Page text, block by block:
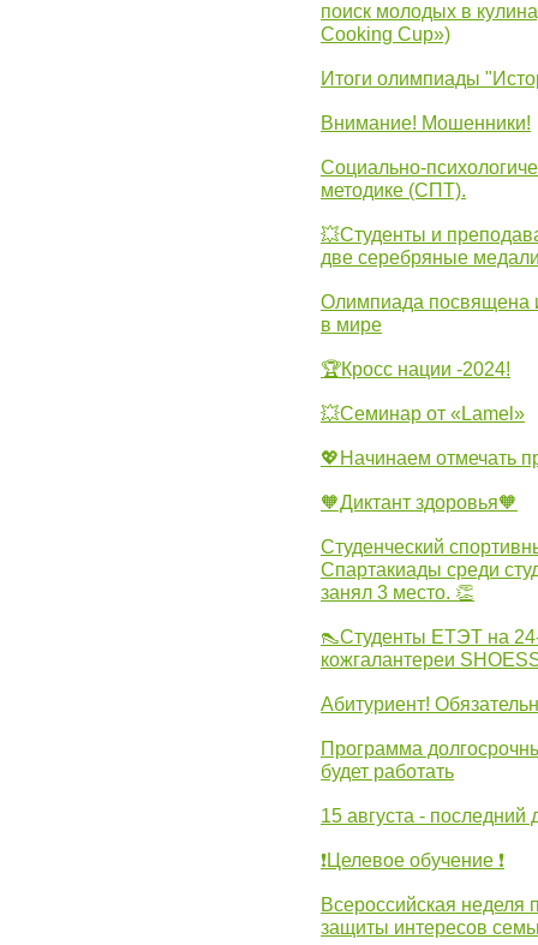
поиск молодых в
Cooking Cup»)
Итоги олимпиады
Внимание! Мошенники!
Социально-
методике (СПТ).
💥Студенты и
две серебряные
Олимпиада посвящена
в мире
🏆Кросс нации -2024!
💥Семинар от «Lamel»
💖Начинаем отмечать
🧡Диктант здоровья🧡
Студенческий
Спартакиады среди
занял 3 место. 👏
👠Студенты ЕТЭТ на
кожгалантереи
Абитуриент!
Программа
будет работать
15 августа - последний
❗Целевое обучение ❗
Всероссийская
защиты интересов